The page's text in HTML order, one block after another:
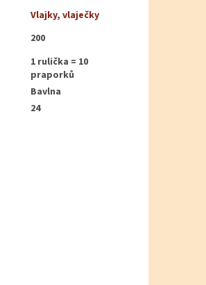
Vlajky, vlaječky
200
1 rulička = 10
praporků
Bavlna
24